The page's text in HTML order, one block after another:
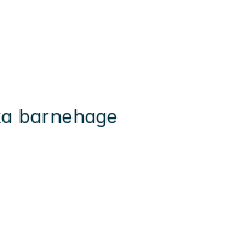
barnehage